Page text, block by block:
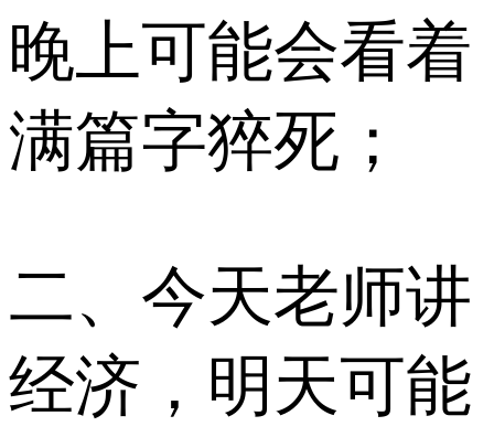
晚上可能会看着
满篇字猝死；
二、今天老师讲
经济，明天可能